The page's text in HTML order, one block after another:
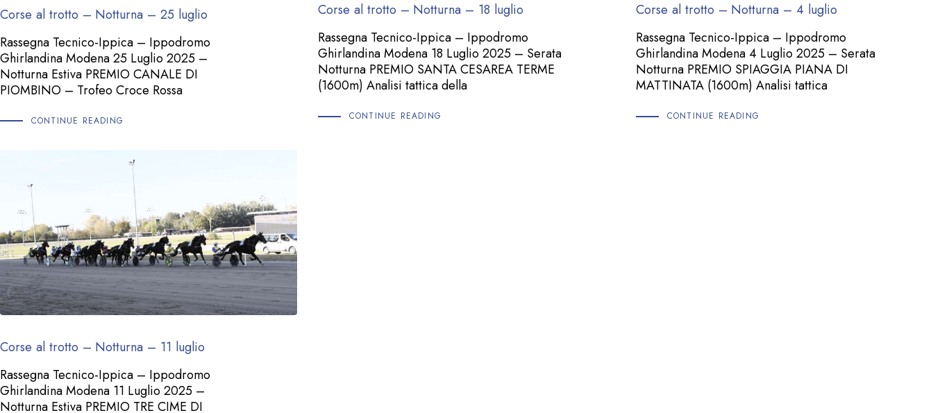
Corse al trotto – Notturna – 25 luglio
Rassegna Tecnico-Ippica – Ippodromo
Ghirlandina Modena 25 Luglio 2025 –
Notturna Estiva PREMIO CANALE DI
PIOMBINO – Trofeo Croce Rossa
CONTINUE READING
Corse al trotto – Notturna – 18 luglio
Rassegna Tecnico-Ippica – Ippodromo
Ghirlandina Modena 18 Luglio 2025 – Serata
Notturna PREMIO SANTA CESAREA TERME
(1600m) Analisi tattica della
CONTINUE READING
Corse al trotto – Notturna – 4 luglio
Rassegna Tecnico-Ippica – Ippodromo
Ghirlandina Modena 4 Luglio 2025 – Serata
Notturna PREMIO SPIAGGIA PIANA DI
MATTINATA (1600m) Analisi tattica
CONTINUE READING
Corse al trotto – Notturna – 11 luglio
Rassegna Tecnico-Ippica – Ippodromo
Ghirlandina Modena 11 Luglio 2025 –
Notturna Estiva PREMIO TRE CIME DI